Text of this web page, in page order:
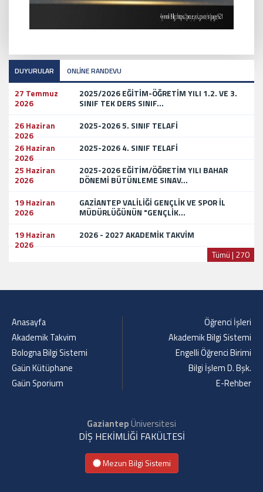
DUYURULAR ONLİNE RANDEVU
27 Temmuz
2026
2025/2026 EĞİTİM-ÖĞRETİM YILI 1.2. VE 3.
SINIF TEK DERS SINIF...
26 Haziran
2026
2025-2026 5. SINIF TELAFİ
26 Haziran
2026
2025-2026 4. SINIF TELAFİ
25 Haziran
2026
2025-2026 EĞİTİM/ÖĞRETİM YILI BAHAR
DÖNEMİ BÜTÜNLEME SINAV...
19 Haziran
2026
GAZİANTEP VALİLİĞİ GENÇLİK VE SPOR İL
MÜDÜRLÜĞÜNÜN "GENÇLİK...
19 Haziran
2026
2026 - 2027 AKADEMİK TAKVİM
Tümü | 270
Anasayfa
Akademik Takvim
Bologna Bilgi Sistemi
Gaün Kütüphane
Gaün Sporium
Öğrenci İşleri
Akademik Bilgi Sistemi
Engelli Öğrenci Birimi
Bilgi İşlem D. Bşk.
E-Rehber
GaziantepÜniversitesi
DİŞ HEKİMLİĞİ FAKÜLTESİ
Mezun Bilgi Sistemi